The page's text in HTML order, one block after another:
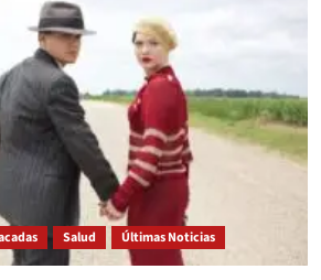
Salud Últimas Noticias